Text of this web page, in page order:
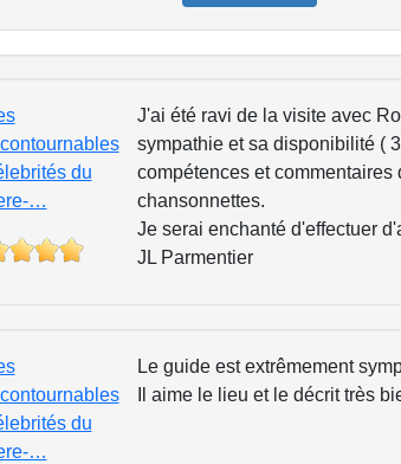
du
…
J'ai été ravi de la visite avec
sympathie et sa disponibilité (
compétences et
chansonnettes.
Je serai enchanté d'effectuer
JL Parmentier
du
…
Le guide est extrêmement
Il aime le lieu et le décrit très